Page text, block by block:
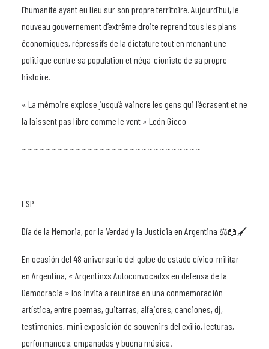
l’humanité ayant eu lieu sur son propre territoire. Aujourd’hui, le
nouveau gouvernement d’extrême droite reprend tous les plans
économiques, répressifs de la dictature tout en menant une
politique contre sa population et néga-cioniste de sa propre
histoire.
« La mémoire explose jusqu’à vaincre les gens qui l’écrasent et ne
la laissent pas libre comme le vent » León Gieco
~ ~ ~ ~ ~ ~ ~ ~ ~ ~ ~ ~ ~ ~ ~ ~ ~ ~ ~ ~ ~ ~ ~ ~ ~ ~ ~ ~ ~ ~
ESP
Día de la Memoria, por la Verdad y la Justicia en Argentina ⚖️📖🖌
En ocasión del 48 aniversario del golpe de estado cívico-militar
en Argentina, « Argentinxs Autoconvocadxs en defensa de la
Democracia » los invita a reunirse en una conmemoración
artística, entre poemas, guitarras, alfajores, canciones, dj,
testimonios, mini exposición de souvenirs del exilio, lecturas,
performances, empanadas y buena música.